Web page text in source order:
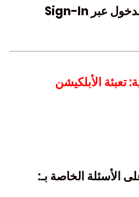
أو تسجيل الدخول عبر Sign-In
تعبئة الأبلكيشن
الأسئلة الخاصة بـ: